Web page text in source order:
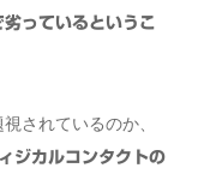
っているというこ
されているのか、
ジカルコンタクトの